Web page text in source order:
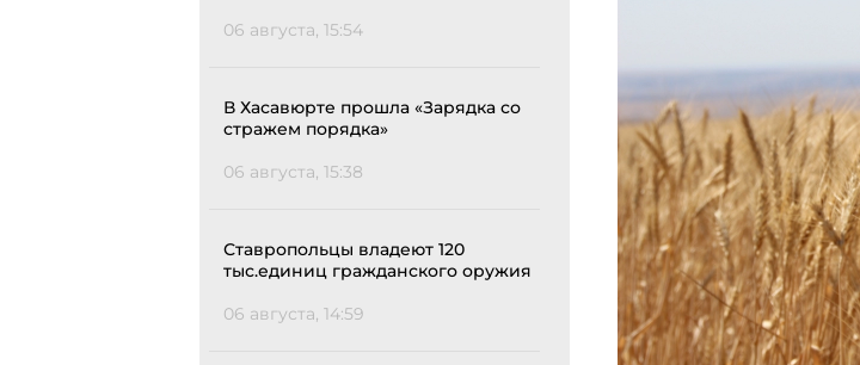
06 августа, 15:54
В Хасавюрте прошла «Зарядка со
стражем порядка»
06 августа, 15:38
Ставропольцы владеют 120
тыс.единиц гражданского оружия
06 августа, 14:59